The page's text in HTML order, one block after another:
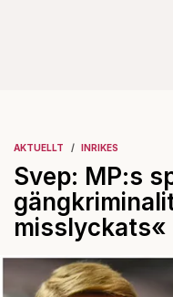
AKTUELLT INRIKES
Svep: MP:s
misslyckats«